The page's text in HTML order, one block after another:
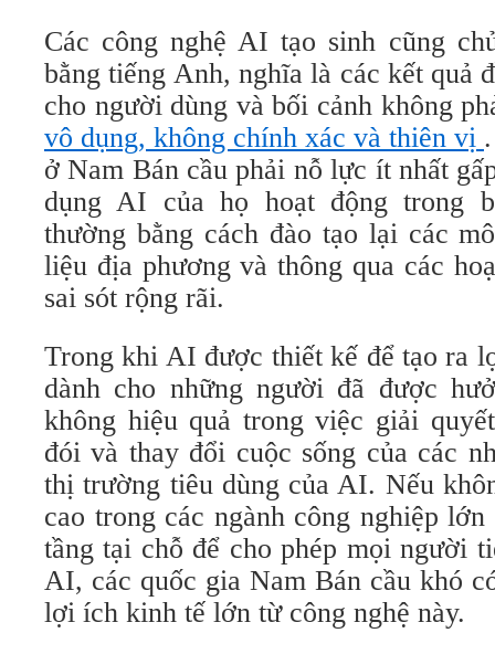
Các công nghệ AI tạo sinh cũng
bằng tiếng Anh, nghĩa là các kết quả
cho người dùng và bối cảnh không
vô dụng, không chính xác và thiên vị
ở Nam Bán cầu phải nỗ lực ít nhất
dụng AI của họ hoạt động trong
thường bằng cách đào tạo lại các
liệu địa phương và thông qua các
sai sót rộng rãi.
Trong khi AI được thiết kế để tạo ra
dành cho những người đã được
không hiệu quả trong việc giải
đói và thay đổi cuộc sống của các
thị trường tiêu dùng của AI. Nếu
cao trong các ngành công nghiệp
tầng tại chỗ để cho phép mọi người
AI, các quốc gia Nam Bán cầu khó
lợi ích kinh tế lớn từ công nghệ này.